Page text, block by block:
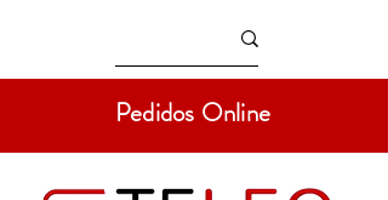
Pedidos Online